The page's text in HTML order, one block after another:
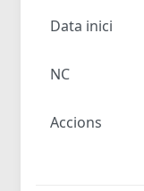
Data inici
NC
Accions